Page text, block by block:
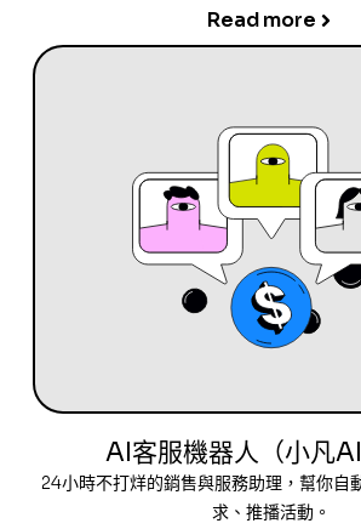
Read more
AI客服機器人（小凡AI
24小時不打烊的銷售與服務助理，幫你自
求、推播活動。